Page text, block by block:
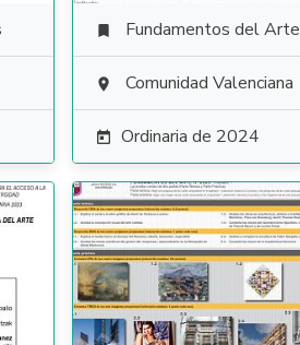
 Fundamentos del Arte
 Comunidad Valenciana
 Ordinaria de 2024